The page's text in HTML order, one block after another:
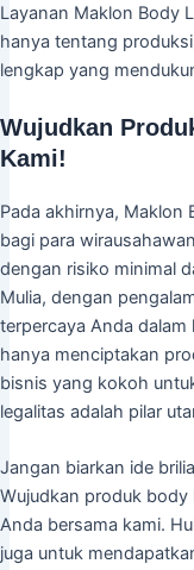
Layanan Maklon Body
hanya tentang
lengkap yang
Wujudkan
Kami!
Pada akhirnya, Maklon
bagi para
dengan risiko minimal
Mulia, dengan
terpercaya Anda
hanya menciptakan
bisnis yang kokoh
legalitas adalah pilar
Jangan biarkan ide
Wujudkan produk
Anda bersama kami.
juga untuk